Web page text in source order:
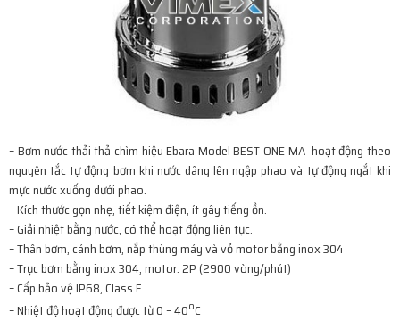
– Bơm nước thải thả chìm hiệu Ebara Model BEST ONE MA hoạt động theo
nguyên tắc tự động bơm khi nước dâng lên ngập phao và tự động ngắt khi
mực nước xuống dưới phao.
– Kích thước gọn nhẹ, tiết kiệm điện, ít gây tiếng ồn.
– Giải nhiệt bằng nước, có thể hoạt động liên tục.
– Thân bơm, cánh bơm, nắp thùng máy và vỏ motor bằng inox 304
– Trục bơm bằng inox 304, motor: 2P (2900 vòng/phút)
– Cấp bảo vệ IP68, Class F.
– Nhiệt độ hoạt động được từ 0 – 40oC